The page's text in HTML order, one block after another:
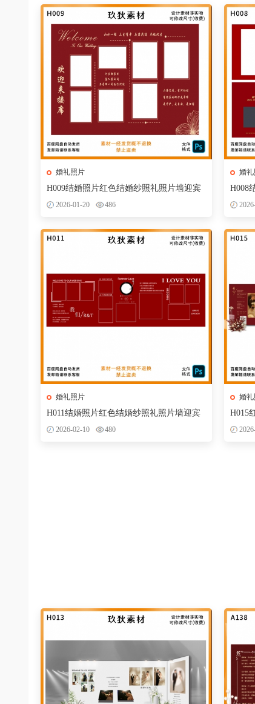
婚礼照片
H009结婚照片红色结婚纱照礼照片墙迎宾
合影区背景墙设计PSD模版
2026-01-20 486
婚
H008
合影
婚礼照片
H011结婚照片红色结婚纱照礼照片墙迎宾
合影区背景墙设计PSD模版
2026-02-10 480
婚
H015
迎宾